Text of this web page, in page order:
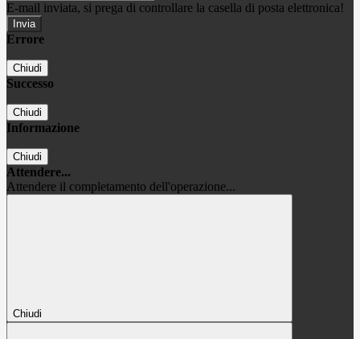
E-mail inviata, si prega di controllare la casella di posta elettronica!
Errore
Chiudi
Successo
Chiudi
Informazione
Chiudi
Attendere...
Attendere il completamento dell'operazione...
Chiudi